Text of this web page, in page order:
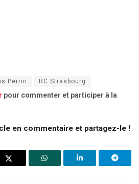
Perrin RC Strasbourg
pour commenter et participer à la
en commentaire et partagez-le !